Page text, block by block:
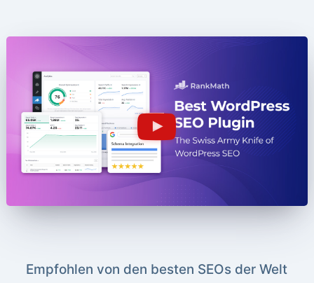
Empfohlen von den besten SEOs der Welt